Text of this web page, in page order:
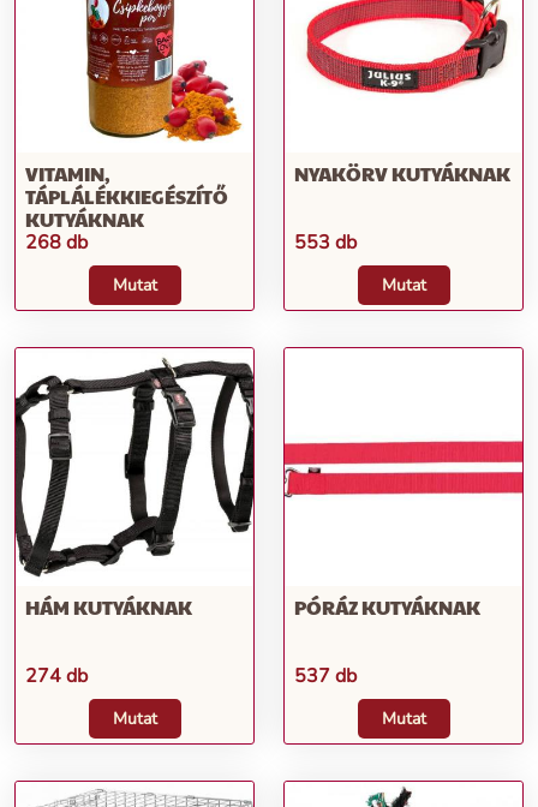
VITAMIN,
TÁPLÁLÉKKIEGÉSZÍTŐ
KUTYÁKNAK
268 db
Mutat
NYAKÖRV KUTYÁKNAK
553 db
Mutat
HÁM KUTYÁKNAK
274 db
Mutat
PÓRÁZ KUTYÁKNAK
537 db
Mutat